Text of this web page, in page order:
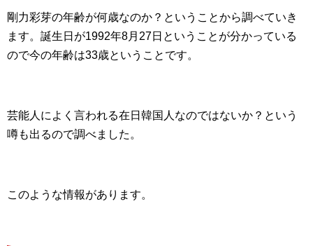
剛力彩芽の年齢が何歳なのか？ということから調べていき
ます。誕生日が1992年8月27日ということが分かっている
ので今の年齢は33歳ということです。
芸能人によく言われる在日韓国人なのではないか？という
噂も出るので調べました。
このような情報があります。